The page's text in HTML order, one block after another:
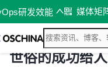
研发效能 媒体矩
世俗的成功给